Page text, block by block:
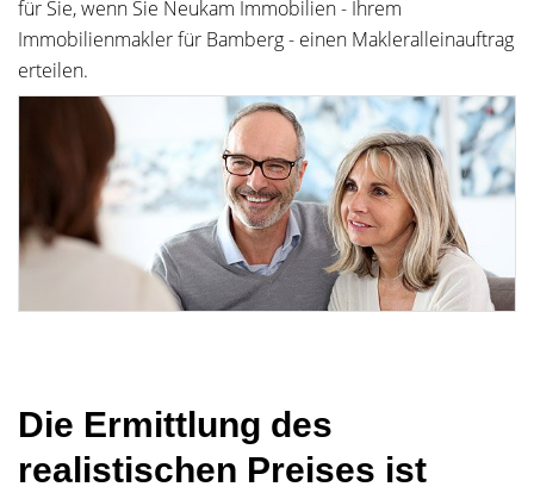
für Sie, wenn Sie Neukam Immobilien - Ihrem
Immobilienmakler für Bamberg - einen Makleralleinauftrag
erteilen.
Die Ermittlung des
realistischen Preises ist